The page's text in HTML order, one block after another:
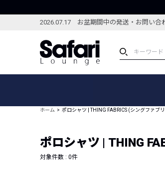
2026.07.17 お盆期間中の発送・お問い合
ブランドから探す
新着アイテム
編集部のおすすめアイテム
ホーム ポロシャツ | THING FABRICS (シングファブ
ポロシャツ | THING
対象件数 : 0件